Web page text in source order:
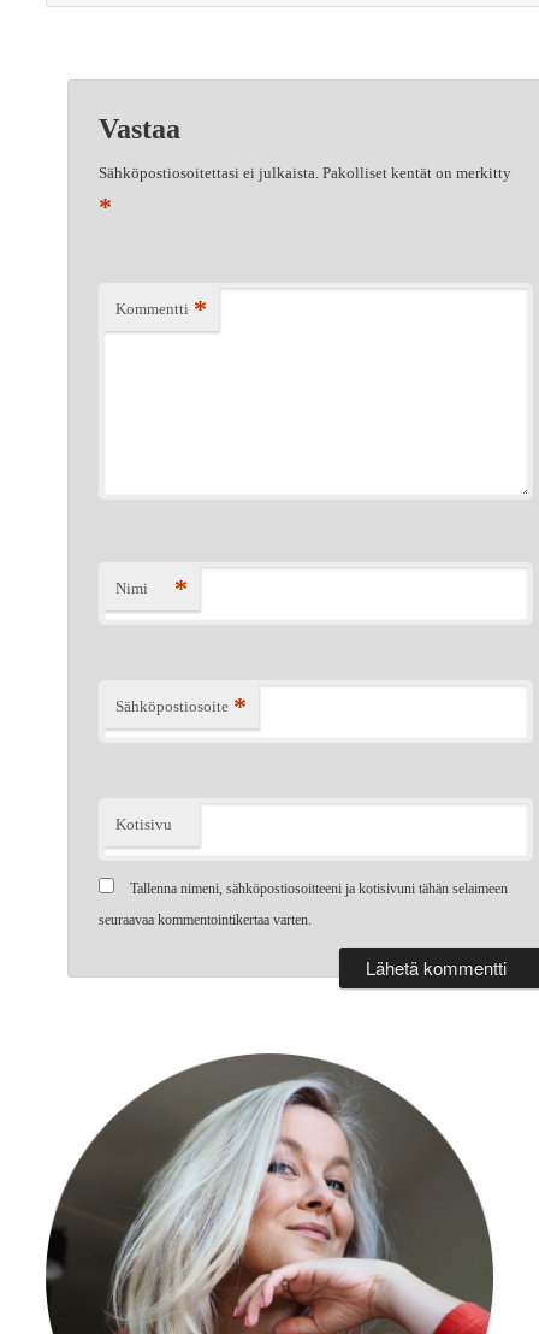
Vastaa
Sähköpostiosoitettasi ei julkaista. Pakolliset kentät on merkitty
*
Kommentti *
Nimi *
Sähköpostiosoite *
Kotisivu
Tallenna nimeni, sähköpostiosoitteeni ja kotisivuni tähän selaimeen
seuraavaa kommentointikertaa varten.